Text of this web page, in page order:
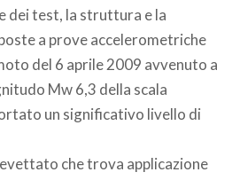
dei test, la struttura e la
a prove accelerometriche
del 6 aprile 2009 avvenuto a
Mw 6,3 della scala
un significativo livello di
che trova applicazione